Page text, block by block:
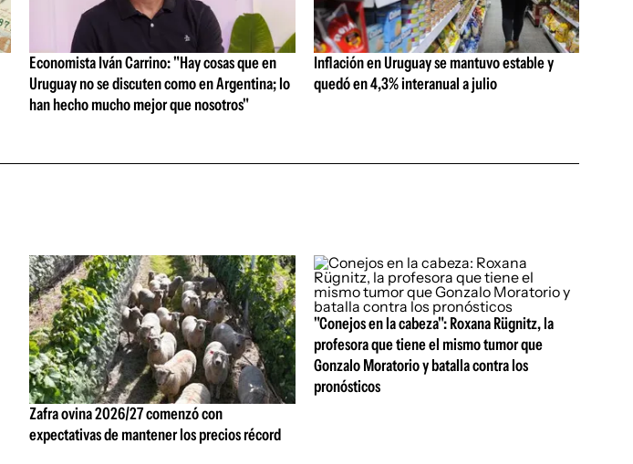
Economista Iván Carrino: "Hay cosas que en
Uruguay no se discuten como en Argentina; lo
han hecho mucho mejor que nosotros"
Inflación en Uruguay se mantuvo estable y
quedó en 4,3% interanual a julio
Zafra ovina 2026/27 comenzó con
expectativas de mantener los precios récord
"Conejos en la cabeza": Roxana Rügnitz, la
profesora que tiene el mismo tumor que
Gonzalo Moratorio y batalla contra los
pronósticos